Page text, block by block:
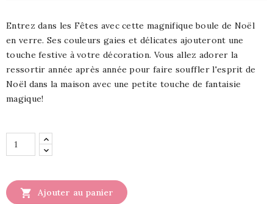
Entrez dans les Fêtes avec cette magnifique boule de Noël
en verre. Ses couleurs gaies et délicates ajouteront une
touche festive à votre décoration. Vous allez adorer la
ressortir année après année pour faire souffler l'esprit de
Noël dans la maison avec une petite touche de fantaisie
magique!
 Ajouter au panier